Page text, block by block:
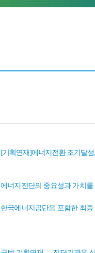
[기획연재]에너지전환 조기달
에너지진단의 중요성과 가치
한국에너지공단을 포함한 최종